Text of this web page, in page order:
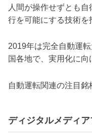
人間が操作せずとも
行を可能にする技術を
2019年は完全自動運
国各地で、実用化に向
自動運転関連の注目銘
ディジタルメディ